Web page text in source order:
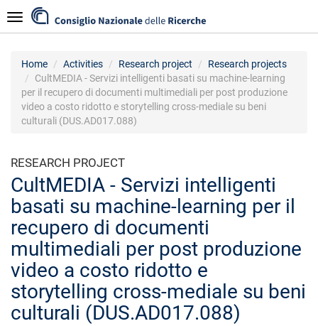
to
main
Navigazione
Home Activities Research project
Research projects
CultMEDIA - Servizi intelligenti basati su machine-learning
per il recupero di documenti multimediali per post produzione
video a costo ridotto e storytelling cross-mediale su beni
culturali (DUS.AD017.088)
RESEARCH PROJECT
CultMEDIA - Servizi intelligenti
basati su machine-learning per il
recupero di documenti
multimediali per post produzione
video a costo ridotto e
storytelling cross-mediale su beni
culturali (DUS.AD017.088)